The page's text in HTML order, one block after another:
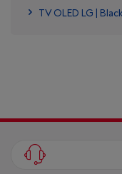
TV OLED LG | Black